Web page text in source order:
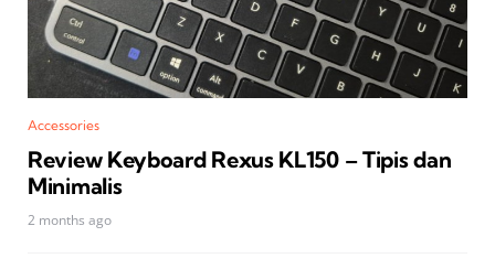
Accessories
Review Keyboard Rexus KL150 – Tipis dan
Minimalis
2 months ago